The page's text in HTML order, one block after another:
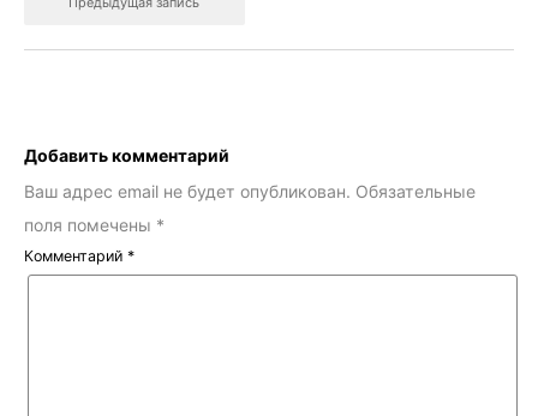
Добавить комментарий
Ваш адрес email не будет опубликован. Обязательные
поля помечены *
Комментарий *